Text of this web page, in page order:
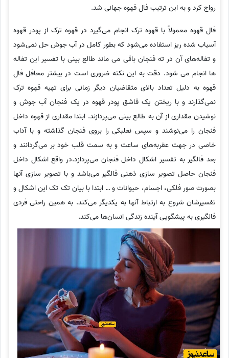
رواج کرد و به این ترتیب فال قهوه جهانی شد.
فال قهوه معمولاً با قهوه ترک انجام می‌گیرد در قهوه ترک از پودر قهوه
آسیاب شده ریز استفاده می‌شود که بطور کامل در آب جوش حل نمی‌شود
و تفاله‌های آن در ته فنجان باقی می ماند طالع بینی با تفسیر این تفاله
ها انجام می شود. دقت به این نکته ضروری است در بیشتر محافل فال
قهوه به دلیل تعداد بالای متقاضیان دیگر زمانی برای تهیه قهوه ترک
نمی‌گذارند و با ریختن یک قاشق پودر قهوه در یک فنجان آب جوش و
نوشیدن مقداری از آن به طالع بینی می‌پردازند. ابتدا مقداری از قهوه داخل
فنجان را می‌نوشند و سپس نعلبکی را بروی فنجان گذاشته و با آداب
خاصی در جهت عقربه‌های ساعت و به سمت قلب خود بر می‌گردانند و
بعد فالگیر به تفسیر اشکال داخل فنجان می‌پردازد.در واقع اشکال داخل
فنجان حاصل تصویر سازی ذهنی فالگیر می‌باشد و با تصویر سازی آنها
بصورت صور فلکی، اجسام، حیوانات و … ابتدا با بیان تک تک این اشکال و
تفسیرشان شروع به ارتباط آنها به یکدیگر می‌کند. به همین راحتی فردی
فالگیری به پیشگویی آینده زندگی انسان‌ها می‌کند.